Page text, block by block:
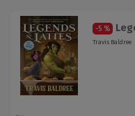
-5 %
Travis Baldree